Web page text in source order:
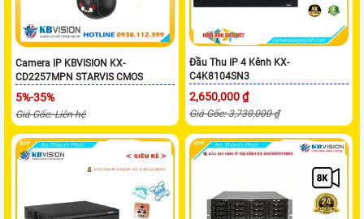
Camera IP KBVISION KX-
CD2257MPN STARVIS CMOS
5%-35%
Giá Gốc: Liên hệ
Đầu Thu IP 4 Kênh KX-
C4K8104SN3
2,650,000 ₫
Giá Gốc: 3,730,000 ₫